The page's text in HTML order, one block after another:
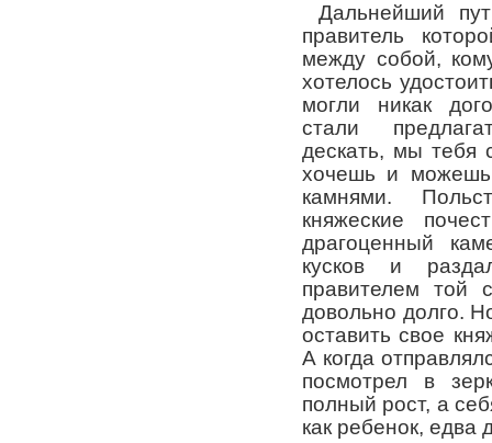
Дальнейший
правитель
между собой,
хотелось
могли никак
стали
дескать, мы тебя
хочешь и можешь
камнями.
княжеские
драгоценный
кусков и
правителем
довольно долго.
оставить свое
А когда
посмотрел в
полный рост, а
как ребенок, едва